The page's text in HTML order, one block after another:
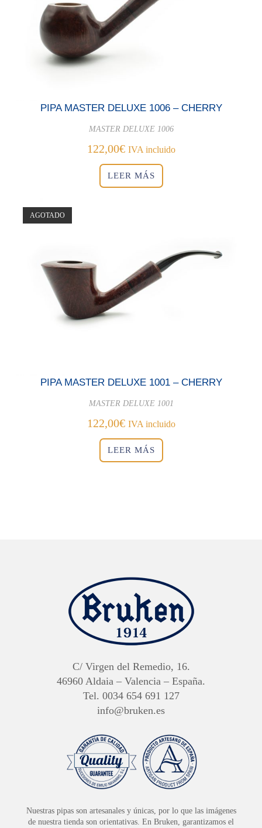
PIPA MASTER DELUXE 1006 – CHERRY
MASTER DELUXE 1006
122,00€ IVA incluido
LEER MÁS
AGOTADO
PIPA MASTER DELUXE 1001 – CHERRY
MASTER DELUXE 1001
122,00€ IVA incluido
LEER MÁS
C/ Virgen del Remedio, 16.
46960 Aldaia – Valencia – España.
Tel. 0034 654 691 127
info@bruken.es
Nuestras pipas son artesanales y únicas, por lo que las imágenes
de nuestra tienda son orientativas. En Bruken, garantizamos el